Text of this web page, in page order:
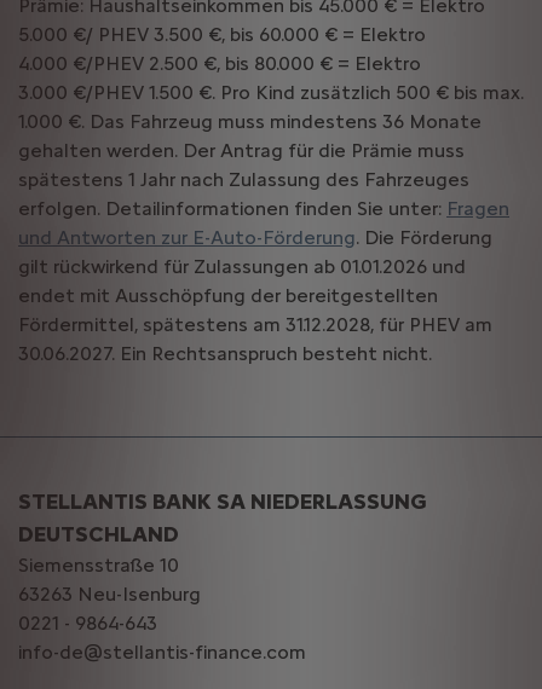
Prämie: Haushaltseinkommen bis 45.000 € = Elektro
5.000 €/ PHEV 3.500 €, bis 60.000 € = Elektro
4.000 €/PHEV 2.500 €, bis 80.000 € = Elektro
3.000 €/PHEV 1.500 €. Pro Kind zusätzlich 500 € bis max.
1.000 €. Das Fahrzeug muss mindestens 36 Monate
gehalten werden. Der Antrag für die Prämie muss
spätestens 1 Jahr nach Zulassung des Fahrzeuges
erfolgen. Detailinformationen finden Sie unter: Fragen
und Antworten zur E-Auto-Förderung. Die Förderung
gilt rückwirkend für Zulassungen ab 01.01.2026 und
endet mit Ausschöpfung der bereitgestellten
Fördermittel, spätestens am 31.12.2028, für PHEV am
30.06.2027. Ein Rechtsanspruch besteht nicht.
STELLANTIS BANK SA NIEDERLASSUNG
DEUTSCHLAND
Siemensstraße 10
63263 Neu-Isenburg
0221 - 9864-643
info-de@stellantis-finance.com